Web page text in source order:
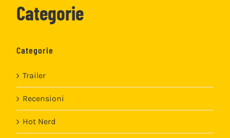
Categorie
Categorie
Trailer
Recensioni
Hot Nerd